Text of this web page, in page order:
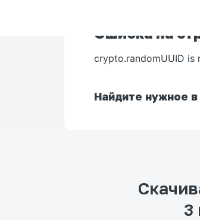
Ошибка на
crypto.randomUUID is
Найдите нужное в
3